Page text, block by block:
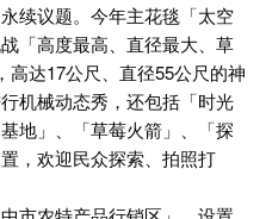
续议题。今年主花毯「太空
「高度最高、直径最大、草
达17公尺、直径55公尺的神
机械动态秀，还包括「时光
地」、「草莓火箭」、「探
，欢迎民众探索、拍照打